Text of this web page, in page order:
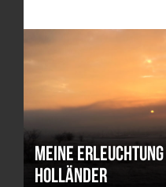
Meine
Holländer